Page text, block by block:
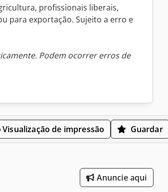
profissionais liberais,
para exportação. Sujeito a erro e
Podem ocorrer erros de
Visualização de impressão Guardar
Anuncie aqui